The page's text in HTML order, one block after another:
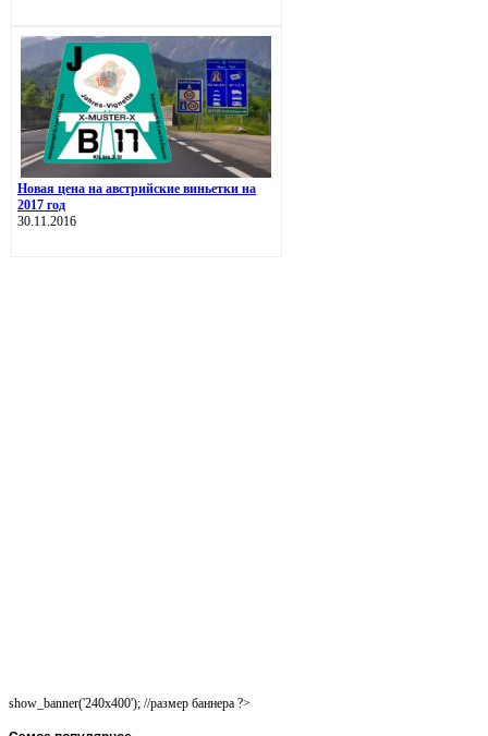
Новая цена на австрийские виньетки на
2017 год
30.11.2016
show_banner('240x400'); //размер баннера ?>